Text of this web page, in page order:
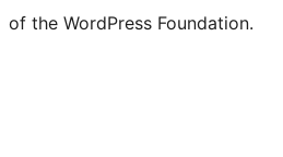
of the WordPress Foundation.